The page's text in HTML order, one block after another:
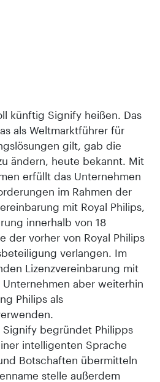
künftig Signify heißen. Das
als Weltmarktführer für
gilt, gab die
ändern, heute bekannt. Mit
erfüllt das Unternehmen
im Rahmen der
mit Royal Philips,
innerhalb von 18
der vorher von Royal Philips
verlangen. Im
Lizenzvereinbarung mit
Unternehmen aber weiterhin
Philips als
Signify begründet Philipps
intelligenten Sprache
Botschaften übermitteln
stelle außerdem